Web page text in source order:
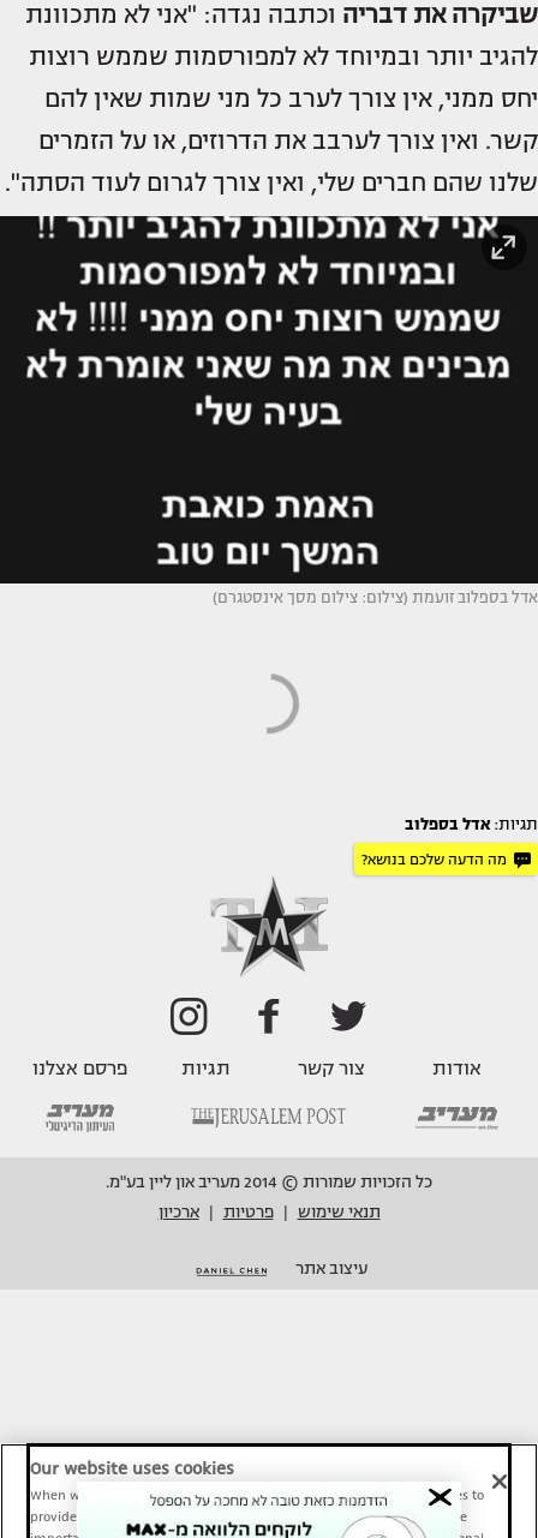
שביקרה את דבריה וכתבה נגדה: "אני לא מתכוונת
להגיב יותר ובמיוחד לא למפורסמות שממש רוצות
יחס ממני, אין צורך לערב כל מני שמות שאין להם
קשר. ואין צורך לערבב את הדרוזים, או על הזמרים
שלנו שהם חברים שלי, ואין צורך לגרום לעוד הסתה".
אדל בספלוב זועמת (צילום: צילום מסך אינסטגרם)
תגיות: אדל בספלוב
מה הדעה שלכם בנושא?
אודות צור קשר תגיות פרסם אצלנו
כל הזכויות שמורות © 2014 מעריב און ליין בע"מ.
תנאי שימוש
פרטיות ארכיון
עיצוב אתר
Our website uses cookies
When we provide Maariv, TMI and Sport1 content online, we use cookies to
provide social media features and to analyze our traffic. These tools are